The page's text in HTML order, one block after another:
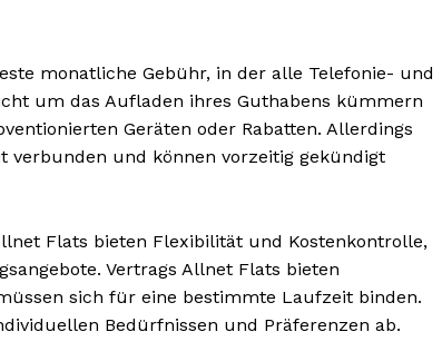
monatliche Gebühr, in der alle Telefonie- und
um das Aufladen ihres Guthabens kümmern
Geräten oder Rabatten. Allerdings
verbunden und können vorzeitig gekündigt
Flats bieten Flexibilität und Kostenkontrolle,
Vertrags Allnet Flats bieten
sich für eine bestimmte Laufzeit binden.
Bedürfnissen und Präferenzen ab.